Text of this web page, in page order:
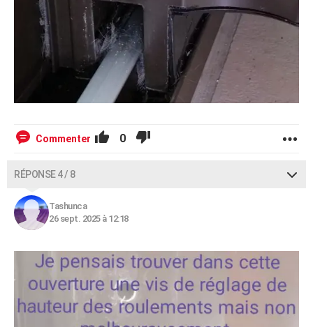
Commenter 0
RÉPONSE 4 / 8
Tashunca
26 sept. 2025 à 12:18